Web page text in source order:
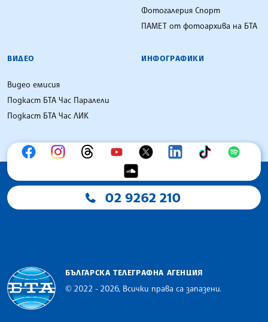
Фотогалерия Спорт
ПАМЕТ от фотоархива на БТА
ВИДЕО
Видео емисия
Подкаст БТА Час Паралели
Подкаст БТА Час ЛИК
ИНФОГРАФИКИ
02 9262 210
БЪЛГАРСКА ТЕЛЕГРАФНА АГЕНЦИЯ
© 2022 - 2026, Всички права са запазени.